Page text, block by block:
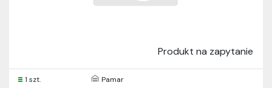
Produkt na zapytanie
1 szt. Pamar